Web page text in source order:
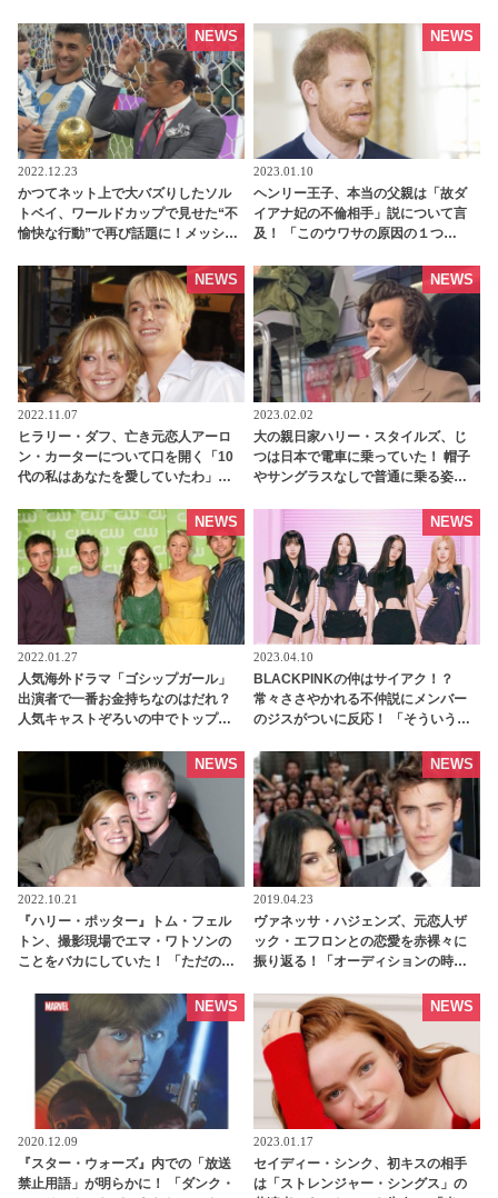
とが明らかに - tvgroove
に輝いたのは・・？［※ネタバレあ
り］ - tvgroove
2022.12.23
かつてネット上で大バズりしたソル
トベイ、ワールドカップで見せた“不
愉快な行動”で再び話題に！メッシも
tvgroove
NEWS
2023.01.10
ヘンリー王子、本当の父親は「故ダ
イアナ妃の不倫相手」説について言
及！ 「このウワサの原因の１つ
った言葉とは - tvgroove
NEWS
2022.11.07
ヒラリー・ダフ、亡き元恋人アーロ
ン・カーターについて口を開く「10
代の私はあなたを愛していたわ」
NEWS
2023.02.02
大の親日家ハリー・スタイルズ、じ
つは日本で電車に乗っていた！ 帽子
やサングラスなしで普通に乗る姿に
NEWS
2022.01.27
人気海外ドラマ「ゴシップガール」
出演者で一番お金持ちなのはだれ？
人気キャストぞろいの中でトップは
NEWS
2023.04.10
BLACKPINKの仲はサイアク！？
常々ささやかれる不仲説にメンバー
のジスがついに反応！ 「そういうウ
tvgroove
NEWS
2022.10.21
『ハリー・ポッター』トム・フェル
トン、撮影現場でエマ・ワトソンの
ことをバカにしていた！ 「ただのク
いる出来事とは・・？ - tvgroove
NEWS
2019.04.23
ヴァネッサ・ハジェンズ、元恋人ザ
ック・エフロンとの恋愛を赤裸々に
振り返る！「オーディションの時す
NEWS
2020.12.09
『スター・ウォーズ』内での「放送
禁止用語」が明らかに！ 「ダンク・
NEWS
2023.01.17
セイディー・シンク、初キスの相手
は「ストレンジャー・シングス」の
NEWS